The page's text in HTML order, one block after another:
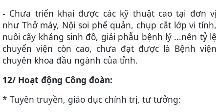
- Chưa triển khai được các kỹ thuật cao tại đơn vị
như Thở máy, Nội soi phế quản, chụp cắt lớp vi tính,
nuôi cấy kháng sinh đồ, giải phẫu bệnh lý ...nên tỷ lệ
chuyển viện còn cao, chưa đạt được là Bệnh viện
chuyên khoa đầu ngành của tỉnh.
12/ Hoạt động Công đoàn:
* Tuyên truyền, giáo dục chính trị, tư tưởng: